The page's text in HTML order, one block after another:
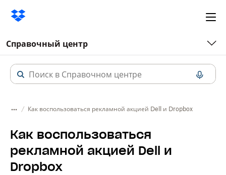
Справочный центр
Как воспользоваться рекламной акцией Dell и Dropbox
Как воспользоваться
рекламной акцией Dell и
Dropbox